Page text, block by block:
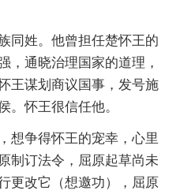
姓。他曾担任楚怀王的
，通晓治理国家的道理，
王谋划商议国事，发号施
。怀王很信任他。
争得怀王的宠幸，心里
制订法令，屈原起草尚未
更改它（想邀功），屈原